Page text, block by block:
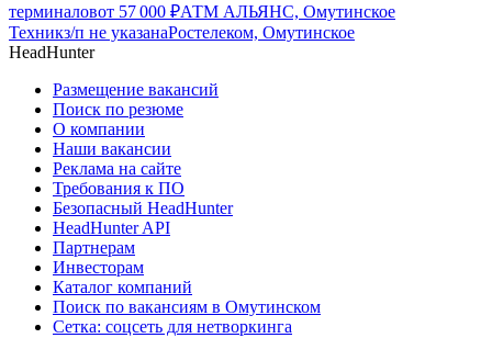
терминаловот 57 000 ₽АТМ АЛЬЯНС, Омутинское
Техникз/п не указанаРостелеком, Омутинское
HeadHunter
Размещение вакансий
Поиск по резюме
О компании
Наши вакансии
Реклама на сайте
Требования к ПО
Безопасный HeadHunter
HeadHunter API
Партнерам
Инвесторам
Каталог компаний
Поиск по вакансиям в Омутинском
Сетка: соцсеть для нетворкинга